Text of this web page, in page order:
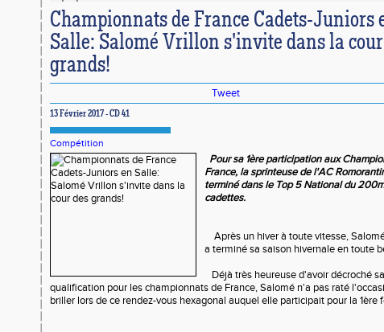
Championnats de France Cadets-Juniors
Salle: Salomé Vrillon s'invite dans la
grands!
Tweet
13 Février 2017 - CD 41
Compétition
Pour sa 1ère participation aux
France, la sprinteuse de l'AC
terminé dans le Top 5 National du 200m
cadettes.
Après un hiver à toute vitesse,
a terminé sa saison hivernale en toute
Déjà très heureuse d'avoir décroché sa
qualification pour les championnats de France, Salomé n'a pas raté
briller lors de ce rendez-vous hexagonal auquel elle participait pour la 1ère